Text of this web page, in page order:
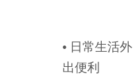
• 日常生活外
出便利